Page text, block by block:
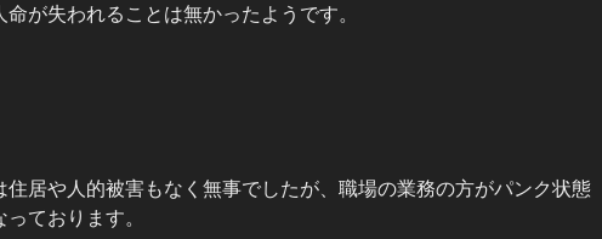
命が失われることは無かったようです。
住居や人的被害もなく無事でしたが、職場の業務の方がパンク状態
っております。